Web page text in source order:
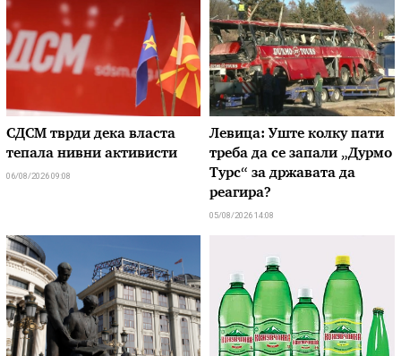
СДСМ тврди дека власта
тепала нивни активисти
06/08/2026 09:08
Левица: Уште колку пати
треба да се запали „Дурмо
Турс“ за државата да
реагира?
05/08/2026 14:08